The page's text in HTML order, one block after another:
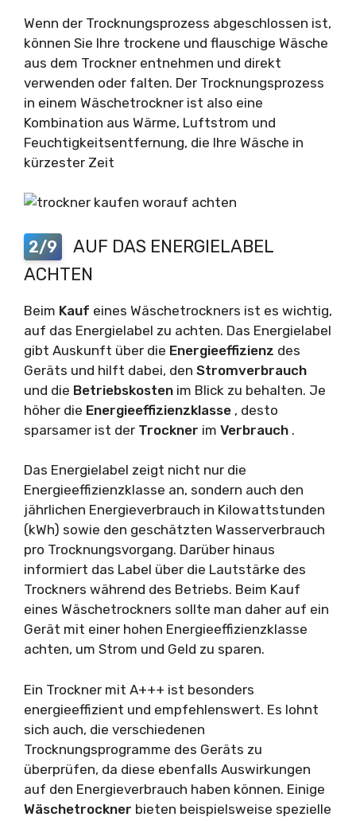
Wenn der Trocknungsprozess abgeschlossen ist,
können Sie Ihre trockene und flauschige Wäsche
aus dem Trockner entnehmen und direkt
verwenden oder falten. Der Trocknungsprozess
in einem Wäschetrockner ist also eine
Kombination aus Wärme, Luftstrom und
Feuchtigkeitsentfernung, die Ihre Wäsche in
kürzester Zeit
2/9
AUF DAS ENERGIELABEL
ACHTEN
Beim Kauf eines Wäschetrockners ist es wichtig,
auf das Energielabel zu achten. Das Energielabel
gibt Auskunft über die Energieeffizienz des
Geräts und hilft dabei, den Stromverbrauch
und die Betriebskosten im Blick zu behalten. Je
höher die Energieeffizienzklasse , desto
sparsamer ist der Trockner im Verbrauch .
Das Energielabel zeigt nicht nur die
Energieeffizienzklasse an, sondern auch den
jährlichen Energieverbrauch in Kilowattstunden
(kWh) sowie den geschätzten Wasserverbrauch
pro Trocknungsvorgang. Darüber hinaus
informiert das Label über die Lautstärke des
Trockners während des Betriebs. Beim Kauf
eines Wäschetrockners sollte man daher auf ein
Gerät mit einer hohen Energieeffizienzklasse
achten, um Strom und Geld zu sparen.
Ein Trockner mit A+++ ist besonders
energieeffizient und empfehlenswert. Es lohnt
sich auch, die verschiedenen
Trocknungsprogramme des Geräts zu
überprüfen, da diese ebenfalls Auswirkungen
auf den Energieverbrauch haben können. Einige
Wäschetrockner bieten beispielsweise spezielle